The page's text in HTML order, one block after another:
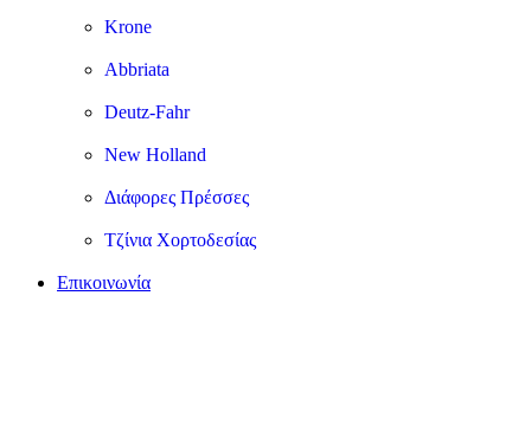
Krone
Abbriata
Deutz-Fahr
New Holland
Διάφορες Πρέσσες
Τζίνια Χορτοδεσίας
Επικοινωνία